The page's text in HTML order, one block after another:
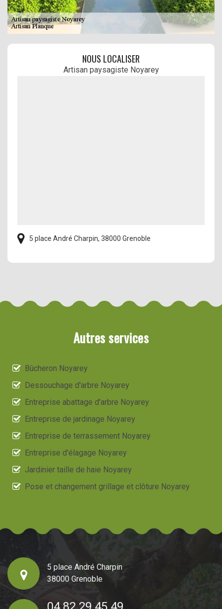
NOUS LOCALISER
Artisan paysagiste Noyarey
5 place André Charpin, 38000 Grenoble
Autres services
Bûcheron Noyarey
Dessouchage d'arbre Noyarey
Entreprise abattage d'arbre Noyarey
Entreprise de jardinage Noyarey
Entreprise de terrassement Noyarey
Entreprise d'élagage Noyarey
Jardinier taille de haie Noyarey
Pose et changement grillage et clôture Noyarey
5 place André Charpin
38000 Grenoble